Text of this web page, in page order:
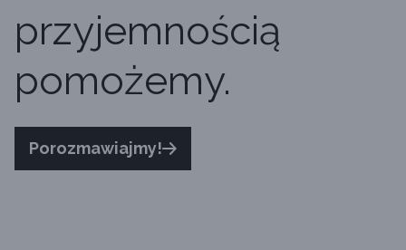
przyjemnością
pomożemy.
Porozmawiajmy!